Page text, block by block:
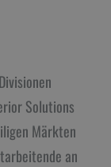
Solutions
Märkten
an